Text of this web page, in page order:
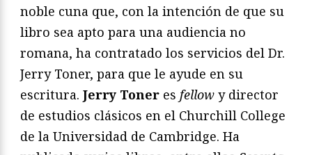
noble cuna que, con la intención de que su
libro sea apto para una audiencia no
romana, ha contratado los servicios del Dr.
Jerry Toner, para que le ayude en su
escritura. Jerry Toner es fellow y director
de estudios clásicos en el Churchill College
de la Universidad de Cambridge. Ha